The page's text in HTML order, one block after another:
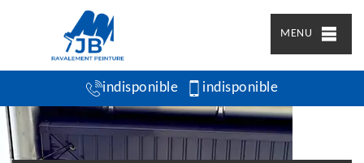
MENU
indisponible indisponible